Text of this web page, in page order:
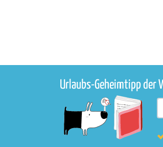
Urlaubs-Geheimtipp der